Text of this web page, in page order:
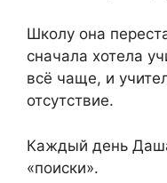
Школу она
сначала хотела
всё чаще, и
отсутствие.
Каждый день
«поиски».